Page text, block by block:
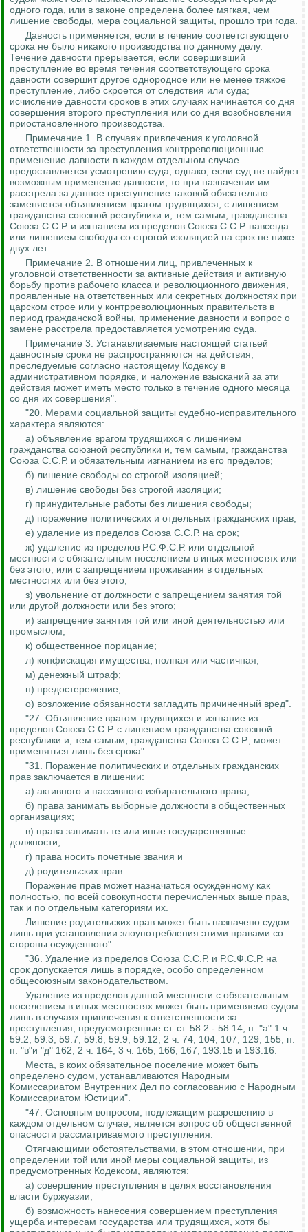
одного года, или в законе определена более мягкая, чем
лишение свободы, мера социальной защиты, прошло три года.
Давность применяется, если в течение соответствующего
срока не было никакого производства по данному делу.
Течение давности прерывается, если совершивший
преступление во время течения соответствующего срока
давности совершит другое однородное или не менее тяжкое
преступление, либо скроется от следствия или суда;
исчисление давности сроков в этих случаях начинается со дня
совершения второго преступления или со дня возобновления
приостановленного производства.
Примечание 1. В случаях привлечения к уголовной
ответственности за преступления контрреволюционные
применение давности в каждом отдельном случае
предоставляется усмотрению суда; однако, если суд не найдет
возможным применение давности, то при назначении им
расстрела за данное преступление таковой обязательно
заменяется объявлением врагом трудящихся, с лишением
гражданства союзной республики и, тем самым, гражданства
Союза С.С.Р. и изгнанием из пределов Союза С.С.Р. навсегда
или лишением свободы со строгой изоляцией на срок не ниже
двух лет.
Примечание 2. В отношении лиц, привлеченных к
уголовной ответственности за активные действия и активную
борьбу против рабочего класса и революционного движения,
проявленные на ответственных или секретных должностях при
царском строе или у контрреволюционных правительств в
период гражданской войны, применение давности и вопрос о
замене расстрела предоставляется усмотрению суда.
Примечание 3. Устанавливаемые настоящей статьей
давностные сроки не распространяются на действия,
преследуемые согласно настоящему Кодексу в
административном порядке, и наложение взысканий за эти
действия может иметь место только в течение одного месяца
со дня их совершения".
"20. Мерами социальной защиты судебно-исправительного
характера являются:
а) объявление врагом трудящихся с лишением
гражданства союзной республики и, тем самым, гражданства
Союза С.С.Р. и обязательным изгнанием из его пределов;
б) лишение свободы со строгой изоляцией;
в) лишение свободы без строгой изоляции;
г) принудительные работы без лишения свободы;
д) поражение политических и отдельных гражданских прав;
е) удаление из пределов Союза С.С.Р. на срок;
ж) удаление из пределов Р.С.Ф.С.Р. или отдельной
местности с обязательным поселением в иных местностях или
без этого, или с запрещением проживания в отдельных
местностях или без этого;
з) увольнение от должности с запрещением занятия той
или другой должности или без этого;
и) запрещение занятия той или иной деятельностью или
промыслом;
к) общественное порицание;
л) конфискация имущества, полная или частичная;
м) денежный штраф;
н) предостережение;
о) возложение обязанности загладить причиненный вред".
"27. Объявление врагом трудящихся и изгнание из
пределов Союза С.С.Р. с лишением гражданства союзной
республики и, тем самым, гражданства Союза С.С.Р., может
применяться лишь без срока".
"31. Поражение политических и отдельных гражданских
прав заключается в лишении:
а) активного и пассивного избирательного права;
б) права занимать выборные должности в общественных
организациях;
в) права занимать те или иные государственные
должности;
г) права носить почетные звания и
д) родительских прав.
Поражение прав может назначаться осужденному как
полностью, по всей совокупности перечисленных выше прав,
так и по отдельным категориям их.
Лишение родительских прав может быть назначено судом
лишь при установлении злоупотребления этими правами со
стороны осужденного".
"36. Удаление из пределов Союза С.С.Р. и Р.С.Ф.С.Р. на
срок допускается лишь в порядке, особо определенном
общесоюзным законодательством.
Удаление из пределов данной местности с обязательным
поселением в иных местностях может быть применяемо судом
лишь в случаях привлечения к ответственности за
преступления, предусмотренные ст. ст. 58.2 - 58.14, п. "а" 1 ч.
59.2, 59.3, 59.7, 59.8, 59.9, 59.12, 2 ч. 74, 104, 107, 129, 155, п.
п. "в"и "д" 162, 2 ч. 164, 3 ч. 165, 166, 167, 193.15 и 193.16.
Места, в коих обязательное поселение может быть
определено судом, устанавливаются Народным
Комиссариатом Внутренних Дел по согласованию с Народным
Комиссариатом Юстиции".
"47. Основным вопросом, подлежащим разрешению в
каждом отдельном случае, является вопрос об общественной
опасности рассматриваемого преступления.
Отягчающими обстоятельствами, в этом отношении, при
определении той или иной меры социальной защиты, из
предусмотренных Кодексом, являются:
а) совершение преступления в целях восстановления
власти буржуазии;
б) возможность нанесения совершением преступления
ущерба интересам государства или трудящихся, хотя бы